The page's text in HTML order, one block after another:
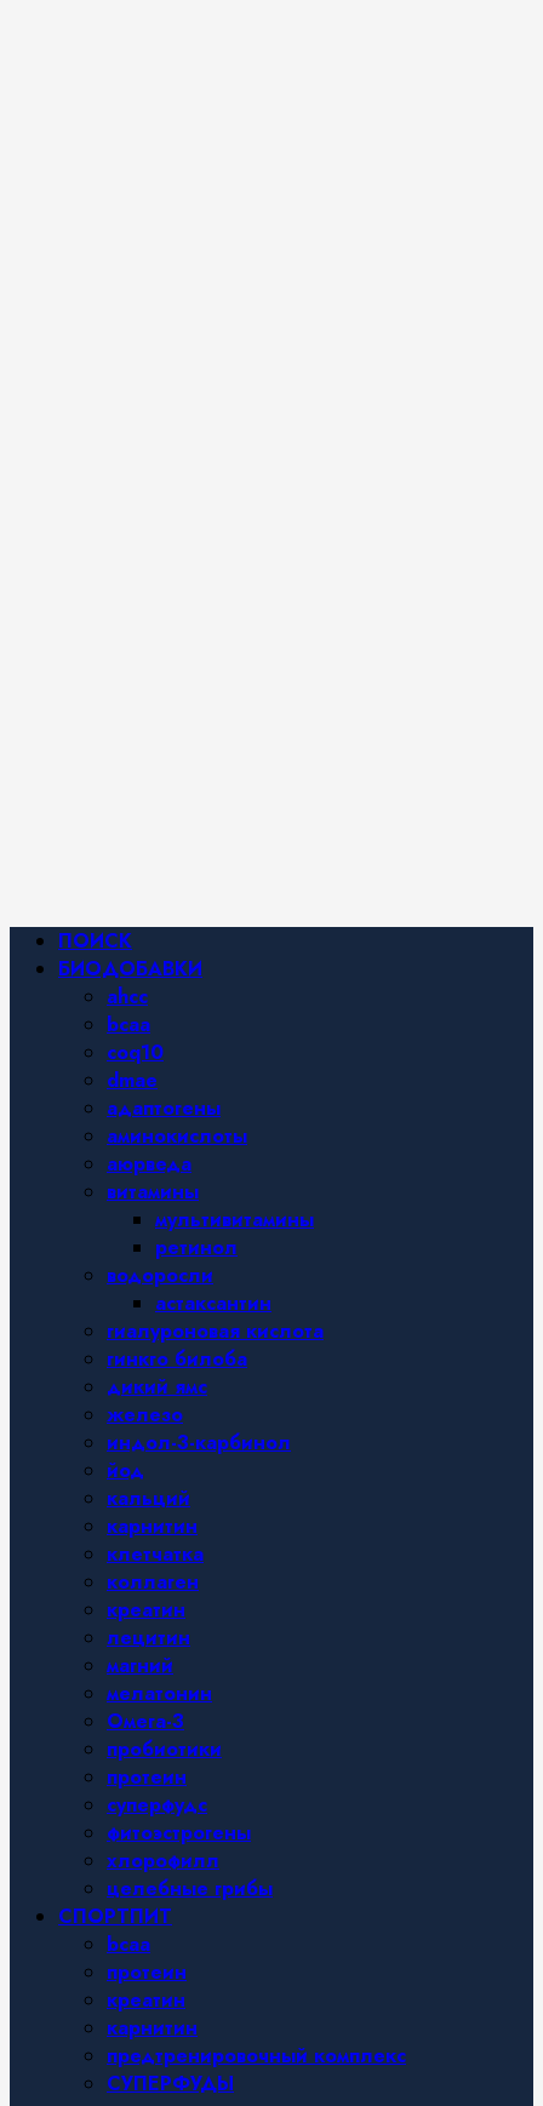
Основное
меню
ПОИСК
БИОДОБАВКИ
ahcc
bcaa
coq10
dmae
адаптогены
аминокислоты
аюрведа
витамины
мультивитамины
ретинол
водоросли
астаксантин
гиалуроновая кислота
гинкго билоба
дикий ямс
железо
индол-3-карбинол
йод
кальций
карнитин
клетчатка
коллаген
креатин
лецитин
магний
мелатонин
Омега-3
пробиотики
протеин
суперфудс
фитоэстрогены
хлорофилл
целебные грибы
СПОРТПИТ
bcaa
протеин
креатин
карнитин
предтренировочный комплекс
СУПЕРФУДЫ